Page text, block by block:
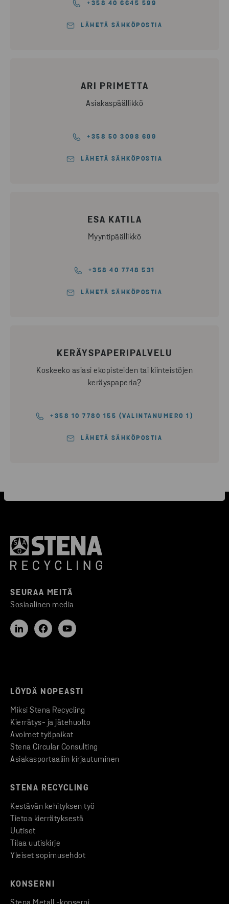
+358 40 6645 599
LÄHETÄ SÄHKÖPOSTIA
ARI PRIMETTA
Asiakaspäällikkö
+358 50 3098 699
LÄHETÄ SÄHKÖPOSTIA
ESA KATILA
Myyntipäällikkö
+358 40 7748 531
LÄHETÄ SÄHKÖPOSTIA
KERÄYSPAPERIPALVELU
Koskeeko asiasi ekopisteiden tai kiinteistöjen
keräyspaperia?
+358 10 7780 155 (VALINTANUMERO 1)
LÄHETÄ SÄHKÖPOSTIA
SEURAA MEITÄ
Sosiaalinen media
LÖYDÄ NOPEASTI
Miksi Stena Recycling
Kierrätys- ja jätehuolto
Avoimet työpaikat
Stena Circular Consulting
Asiakasportaaliin kirjautuminen
STENA RECYCLING
Kestävän kehityksen työ
Tietoa kierrätyksestä
Uutiset
Tilaa uutiskirje
Yleiset sopimusehdot
KONSERNI